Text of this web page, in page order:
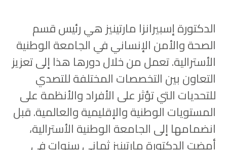
الدكتورة إسبيرانزا مارتينيز هي رئيس قسم
الصحة والأمن الإنساني في الجامعة الوطنية
الأسترالية. تعمل من خلال دورها هذا إلى تعزيز
التعاون بين التخصصات المختلفة للتصدي
للتحديات التي تؤثر على الأفراد والأنظمة على
المستويات الوطنية والإقليمية والعالمية. قبل
انضمامها إلى الجامعة الوطنية الأسترالية،
أمضت الدكتورة مارتينيز ثماني سنوات في